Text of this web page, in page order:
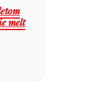
melt